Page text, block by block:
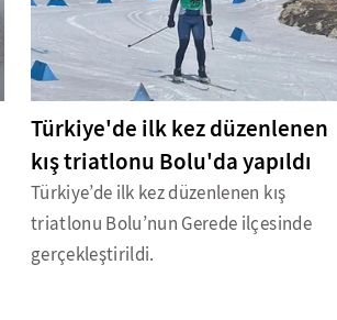
Türkiye'de ilk kez düzenlenen
kış triatlonu Bolu'da yapıldı
Türkiye’de ilk kez düzenlenen kış
triatlonu Bolu’nun Gerede ilçesinde
gerçekleştirildi.